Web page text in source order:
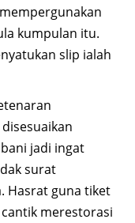
kumpulan itu.
slip ialah
jadi ingat
surat
Hasrat guna tiket
merestorasi